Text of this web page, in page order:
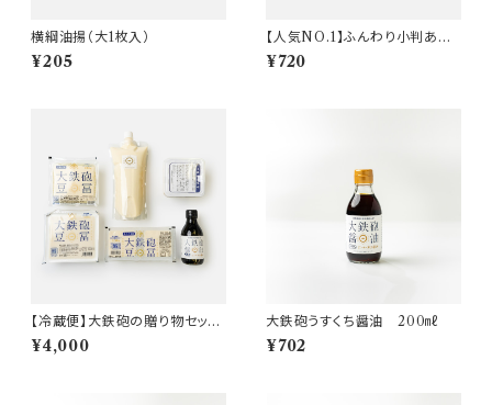
横綱油揚（大1枚入）
¥205
【人気NO.1】ふんわり小判あげ
セット（4袋入）
¥720
【冷蔵便】大鉄砲の贈り物セット
4000
¥4,000
大鉄砲うすくち醤油 200㎖
¥702